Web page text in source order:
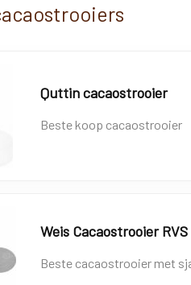
Quttin cacaostrooier
Beste koop cacaostrooier
Weis Cacaostrooier
Beste cacaostrooier met